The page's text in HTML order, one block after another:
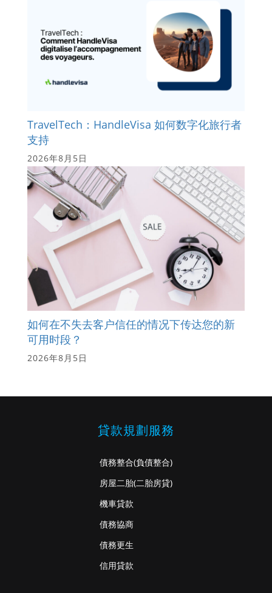
TravelTech：HandleVisa 如何数字化旅行者
支持
2026年8月5日
如何在不失去客户信任的情况下传达您的新
可用时段？
2026年8月5日
貸款規劃服務
債務整合(負債整合)
房屋二胎(二胎房貸)
機車貸款
債務協商
債務更生
信用貸款